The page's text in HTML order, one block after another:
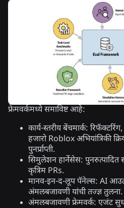
फ्रेमवर्कमध्ये समाविष्ट आहे:
कार्य-स्तरीय बेंचमार्क:
हजारो Roblox अभियांत्रिकी
पुनर्प्राप्ती.
सिमुलेशन हार्नेसेस: पुनरुत्पादित
कृत्रिम PRs.
मानव-इन-द-लूप पॅनेल्स: AI
अंमलबजावणी यांची तज्ज्ञ तुलना.
अंमलबजावणी फ्रेमवर्क: एजंट